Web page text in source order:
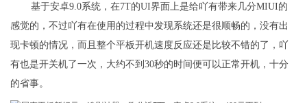
基于安卓9.0系统，在7T的UI界面上是给吖有带来几分MIUI的
感觉的，不过吖有在使用的过程中发现系统还是很顺畅的，没有出
现卡顿的情况，而且整个平板开机速度反应还是比较不错的了，吖
有也是开关机了一次，大约不到30秒的时间便可以正常开机，十分
的省事。